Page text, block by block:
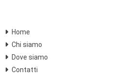
Home
Chi siamo
Dove siamo
Contatti